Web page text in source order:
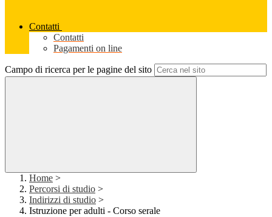
Contatti
Contatti
Pagamenti on line
Campo di ricerca per le pagine del sito
Home >
Percorsi di studio >
Indirizzi di studio >
Istruzione per adulti - Corso serale